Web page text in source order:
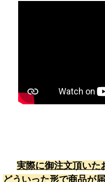
実際に御注文頂いた
どういった形で商品が